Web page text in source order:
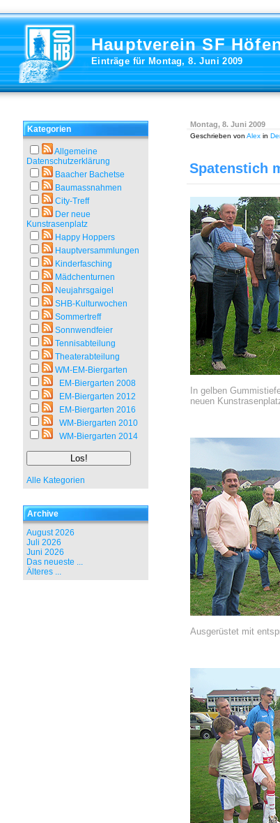
Hauptverein SF
Einträge für Montag, 8. Juni 2009
Kategorien
Allgemeine
Datenschutzerklärung
Baacher Bachetse
Baumassnahmen
City-Treff
Der neue
Kunstrasenplatz
Happy Hoppers
Hauptversammlungen
Kinderfasching
Mädchenturnen
Neujahrsgaigel
SHB-Kulturwochen
Sommertreff
Sonnwendfeier
Tennisabteilung
Theaterabteilung
WM-EM-Biergarten
EM-Biergarten 2008
EM-Biergarten 2012
EM-Biergarten 2016
WM-Biergarten 2010
WM-Biergarten 2014
Alle Kategorien
Archive
August 2026
Juli 2026
Juni 2026
Das neueste ...
Älteres ...
Montag, 8. Juni 2009
Geschrieben von Alex in
Spatenstich
In gelben
neuen
Ausgerüstet mit